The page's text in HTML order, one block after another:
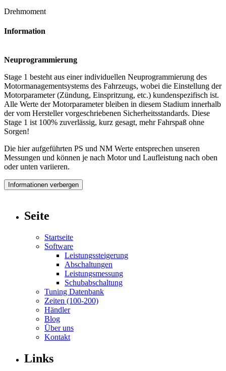
Drehmoment
Information
Neuprogrammierung
Stage 1 besteht aus einer individuellen Neuprogrammierung des
Motormanagementsystems des Fahrzeugs, wobei die Einstellung der
Motorparameter (Zündung, Einspritzung, etc.) kundenspezifisch ist.
Alle Werte der Motorparameter bleiben in diesem Stadium innerhalb
der vom Hersteller vorgeschriebenen Sicherheitsstandards. Diese
Stage 1 ist 100% zuverlässig, kurz gesagt, mehr Fahrspaß ohne
Sorgen!
Die hier aufgeführten PS und NM Werte entsprechen unseren
Messungen und können je nach Motor und Laufleistung nach oben
oder unten variieren.
Informationen verbergen
Seite
Startseite
Software
Leistungssteigerung
Abschaltungen
Leistungsmessung
Schubabschaltung
Tuning Datenbank
Zeiten (100-200)
Händler
Blog
Über uns
Kontakt
Links